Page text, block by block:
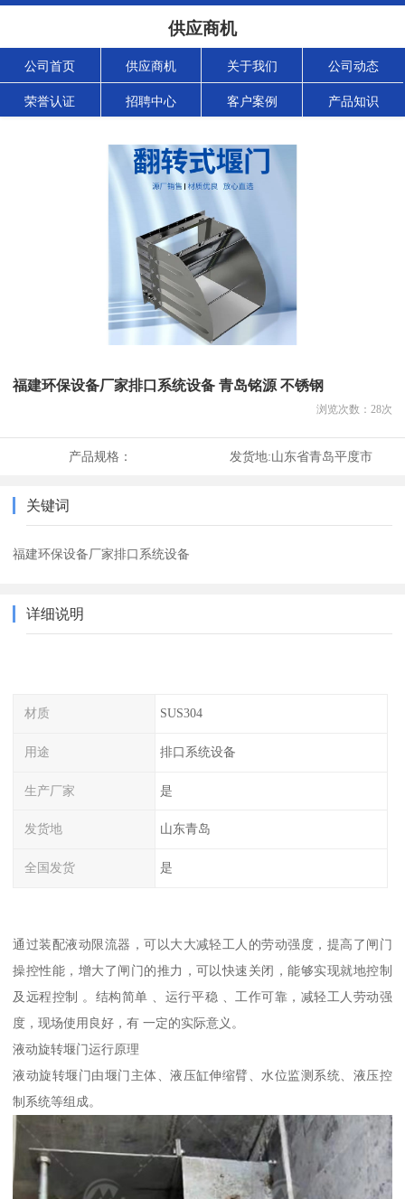
供应商机
公司首页 供应商机 关于我们 公司动态
荣誉认证 招聘中心 客户案例 产品知识
福建环保设备厂家排口系统设备 青岛铭源 不锈钢
浏览次数： 28次
产品规格： 发货地:山东省青岛平度市
关键词
福建环保设备厂家排口系统设备
详细说明
材质 SUS304
用途 排口系统设备
生产厂家 是
发货地 山东青岛
全国发货 是
通过装配液动限流器，可以大大减轻工人的劳动强度，提高了闸门
操控性能，增大了闸门的推力，可以快速关闭，能够实现就地控制
及远程控制 。结构简单 、运行平稳 、工作可靠，减轻工人劳动强
度，现场使用良好，有 一定的实际意义。
液动旋转堰门运行原理
液动旋转堰门由堰门主体、液压缸伸缩臂、水位监测系统、液压控
制系统等组成。